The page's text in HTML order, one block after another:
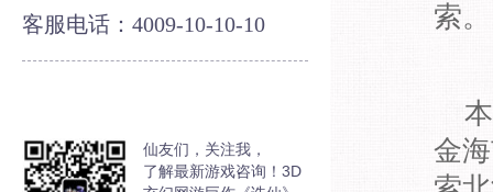
客服电话：4009-10-10-10
仙友们，关注我，
了解最新游戏咨询！3D
索。
金